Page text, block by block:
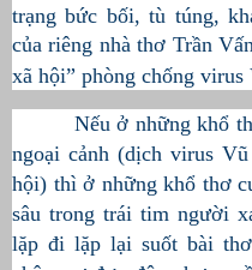
trạng bức bối, tù túng,
của riêng nhà thơ Trần
xã hội” phòng chống virus
Nếu ở những khổ
ngoại cảnh (dịch virus
hội) thì ở những khổ thơ
sâu trong trái tim người
lặp đi lặp lại suốt bài